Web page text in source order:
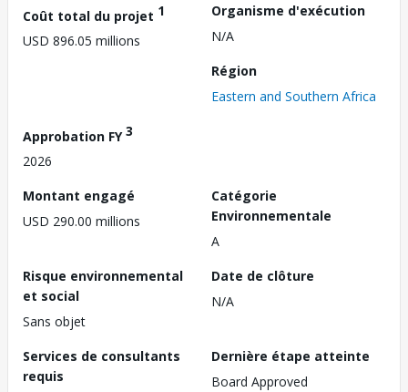
Coût total du projet 1
USD 896.05 millions
Organisme d'exécution
N/A
Région
Eastern and Southern Africa
Approbation FY3
2026
Montant engagé
USD 290.00 millions
Catégorie
Environnementale
A
Risque environnemental
et social
Sans objet
Date de clôture
N/A
Services de consultants
requis
Dernière étape atteinte
Board Approved